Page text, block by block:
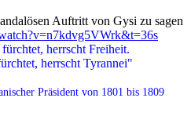
Auftritt von Gysi zu sagen
herrscht Freiheit.
herrscht Tyrannei"
Präsident von 1801 bis 1809